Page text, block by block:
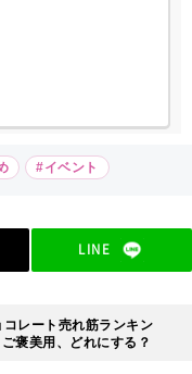
#イベント
LINE
コレート売れ筋ランキン
褒美用、どれにする？